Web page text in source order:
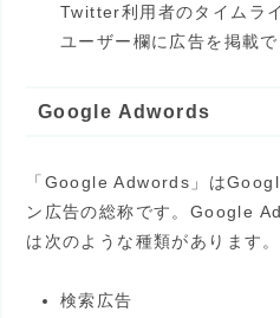
Twitter利用者のタイムラ
ユーザー欄に広告を掲載
Google Adwords
「Google Adwords」は
ン広告の総称です。Google
は次のような種類があります。
検索広告